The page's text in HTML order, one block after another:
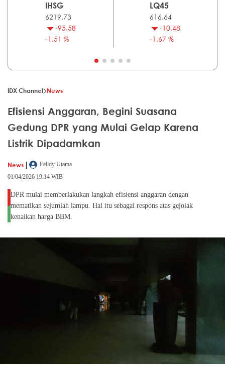
IHSG
6219.73
-95.58
-1.51 %
LQ45
616.64
-10.48
-1.67 %
IDX Channel News
Efisiensi Anggaran, Begini Suasana
Gedung DPR yang Mulai Gelap Karena
Listrik Dipadamkan
News |
Felldy Utama
01/04/2026 19:14 WIB
DPR mulai memberlakukan langkah efisiensi anggaran dengan
mematikan sejumlah lampu. Hal itu sebagai respons atas gejolak
kenaikan harga BBM.